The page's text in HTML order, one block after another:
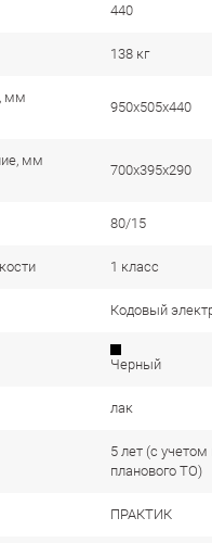
440
138 кг
мм
950x505x440
мм
700x395x290
80/15
1 класс
Кодовый
Черный
лак
5 лет (с
планового ТО)
ПРАКТИК